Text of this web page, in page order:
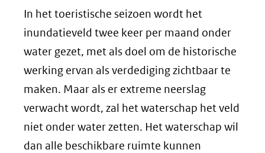
In het toeristische seizoen wordt het
inundatieveld twee keer per maand onder
water gezet, met als doel om de historische
werking ervan als verdediging zichtbaar te
maken. Maar als er extreme neerslag
verwacht wordt, zal het waterschap het veld
niet onder water zetten. Het waterschap wil
dan alle beschikbare ruimte kunnen